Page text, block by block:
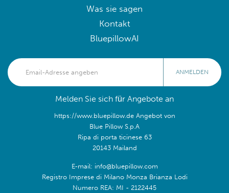
Was sie sagen
Kontakt
BluepillowAI
ANMELDEN
Melden Sie sich für Angebote an
https://www.bluepillow.de Angebot von
Blue Pillow S.p.A
Ripa di porta ticinese 63
20143 Mailand
E-mail: info@bluepillow.com
Registro Imprese di Milano Monza Brianza Lodi
Numero REA: MI - 2122445